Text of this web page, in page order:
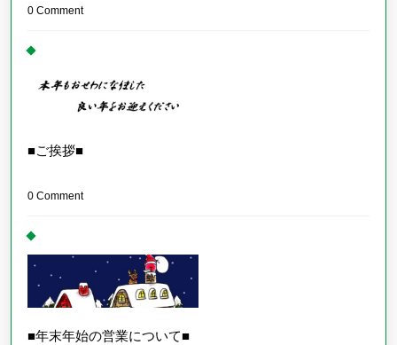
0 Comment
■ご挨拶■
0 Comment
■年末年始の営業について■